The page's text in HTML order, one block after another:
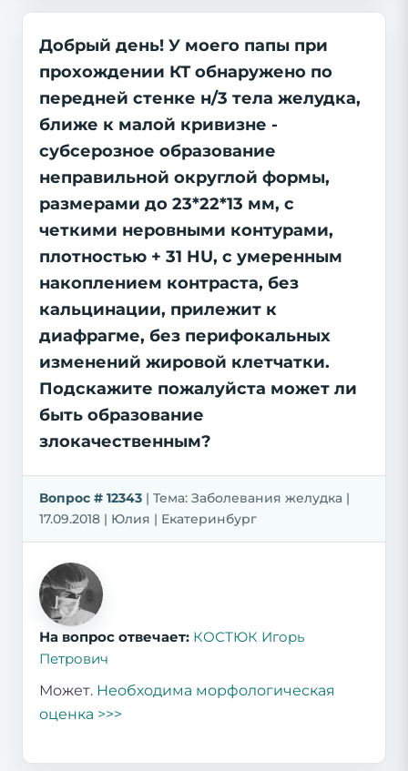
Добрый день! У моего папы при
прохождении КТ обнаружено по
передней стенке н/3 тела желудка,
ближе к малой кривизне -
субсерозное образование
неправильной округлой формы,
размерами до 23*22*13 мм, с
четкими неровными контурами,
плотностью + 31 HU, с умеренным
накоплением контраста, без
кальцинации, прилежит к
диафрагме, без перифокальных
изменений жировой клетчатки.
Подскажите пожалуйста может ли
быть образование
злокачественным?
Вопрос # 12343 | Тема: Заболевания желудка |
17.09.2018 | Юлия | Екатеринбург
На вопрос отвечает: КОСТЮК Игорь
Петрович
Может. Необходима морфологическая
оценка >>>